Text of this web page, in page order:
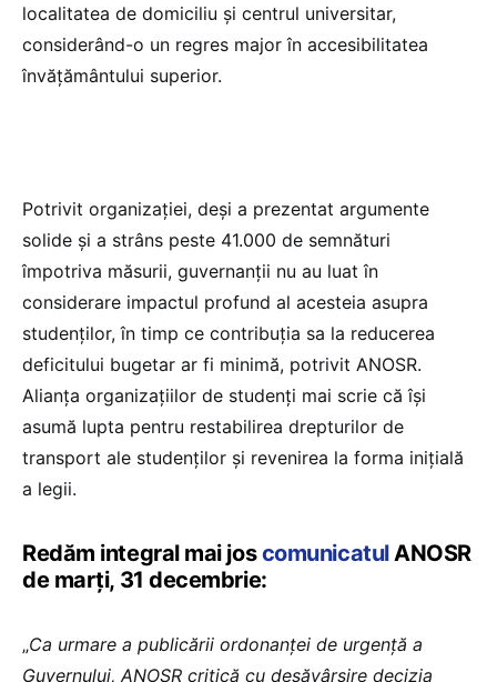
localitatea de domiciliu și centrul universitar,
considerând-o un regres major în accesibilitatea
învățământului superior.
Potrivit organizației, deși a prezentat argumente
solide și a strâns peste 41.000 de semnături
împotriva măsurii, guvernanții nu au luat în
considerare impactul profund al acesteia asupra
studenților, în timp ce contribuția sa la reducerea
deficitului bugetar ar fi minimă, potrivit ANOSR.
Alianța organizațiilor de studenți mai scrie că își
asumă lupta pentru restabilirea drepturilor de
transport ale studenților și revenirea la forma inițială
a legii.
Redăm integral mai joscomunicatulANOSR
de marți, 31 decembrie:
„Ca urmare a publicării ordonanței de urgență a
Guvernului, ANOSR critică cu desăvârșire decizia